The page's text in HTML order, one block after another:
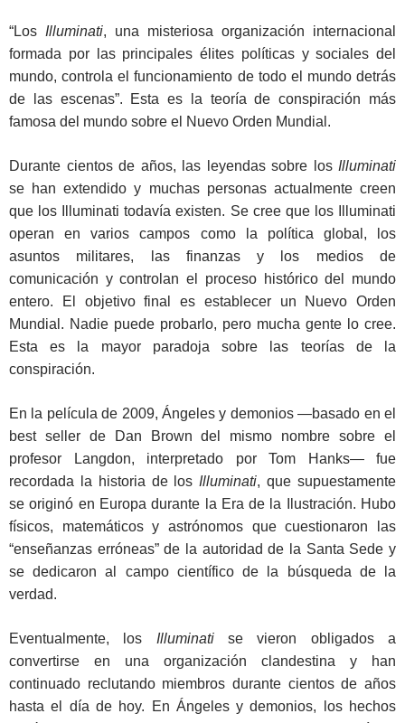
“Los Illuminati, una misteriosa organización internacional
formada por las principales élites políticas y sociales del
mundo, controla el funcionamiento de todo el mundo detrás
de las escenas”. Esta es la teoría de conspiración más
famosa del mundo sobre el Nuevo Orden Mundial.
Durante cientos de años, las leyendas sobre los Illuminati
se han extendido y muchas personas actualmente creen
que los Illuminati todavía existen. Se cree que los Illuminati
operan en varios campos como la política global, los
asuntos militares, las finanzas y los medios de
comunicación y controlan el proceso histórico del mundo
entero. El objetivo final es establecer un Nuevo Orden
Mundial. Nadie puede probarlo, pero mucha gente lo cree.
Esta es la mayor paradoja sobre las teorías de la
conspiración.
En la película de 2009, Ángeles y demonios —basado en el
best seller de Dan Brown del mismo nombre sobre el
profesor Langdon, interpretado por Tom Hanks— fue
recordada la historia de los Illuminati, que supuestamente
se originó en Europa durante la Era de la Ilustración. Hubo
físicos, matemáticos y astrónomos que cuestionaron las
“enseñanzas erróneas” de la autoridad de la Santa Sede y
se dedicaron al campo científico de la búsqueda de la
verdad.
Eventualmente, los Illuminatise vieron obligados a
convertirse en una organización clandestina y han
continuado reclutando miembros durante cientos de años
hasta el día de hoy. En Ángeles y demonios, los hechos